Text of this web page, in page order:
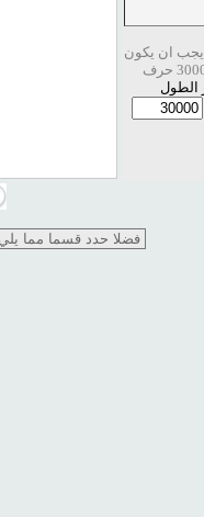
ان يكون
الطول